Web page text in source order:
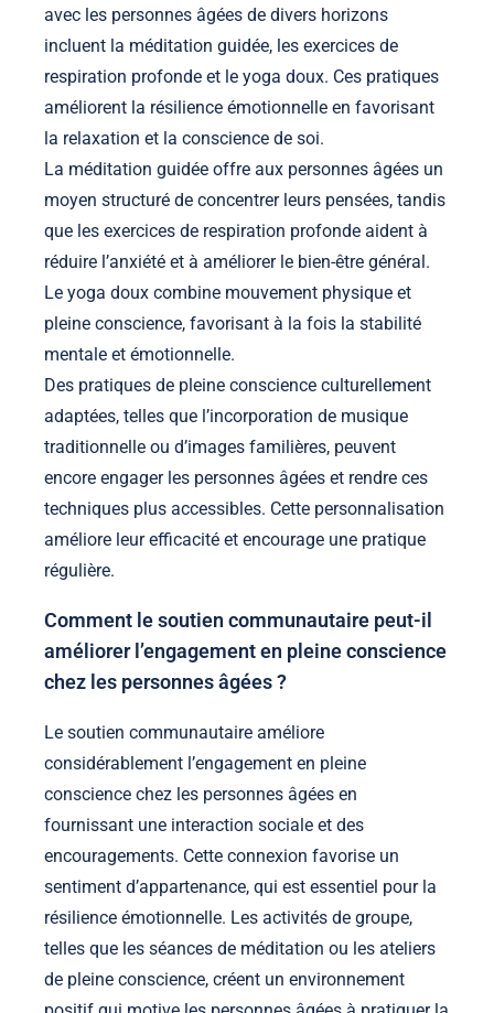
avec les personnes âgées de divers horizons
incluent la méditation guidée, les exercices de
respiration profonde et le yoga doux. Ces pratiques
améliorent la résilience émotionnelle en favorisant
la relaxation et la conscience de soi.
La méditation guidée offre aux personnes âgées un
moyen structuré de concentrer leurs pensées, tandis
que les exercices de respiration profonde aident à
réduire l’anxiété et à améliorer le bien-être général.
Le yoga doux combine mouvement physique et
pleine conscience, favorisant à la fois la stabilité
mentale et émotionnelle.
Des pratiques de pleine conscience culturellement
adaptées, telles que l’incorporation de musique
traditionnelle ou d’images familières, peuvent
encore engager les personnes âgées et rendre ces
techniques plus accessibles. Cette personnalisation
améliore leur efficacité et encourage une pratique
régulière.
Comment le soutien communautaire peut-il
améliorer l’engagement en pleine conscience
chez les personnes âgées ?
Le soutien communautaire améliore
considérablement l’engagement en pleine
conscience chez les personnes âgées en
fournissant une interaction sociale et des
encouragements. Cette connexion favorise un
sentiment d’appartenance, qui est essentiel pour la
résilience émotionnelle. Les activités de groupe,
telles que les séances de méditation ou les ateliers
de pleine conscience, créent un environnement